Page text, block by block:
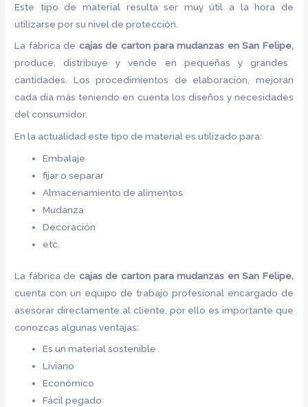
Este tipo de material resulta ser muy útil a la hora de
utilizarse por su nivel de protección.
La fábrica de cajas de carton para mudanzas en San Felipe,
produce, distribuye y vende en pequeñas y grandes
cantidades. Los procedimientos de elaboración, mejoran
cada día más teniendo en cuenta los diseños y necesidades
del consumidor.
En la actualidad este tipo de material es utilizado para:
Embalaje
fijar o separar
Almacenamiento de alimentos
Mudanza
Decoración
etc.
La fábrica de cajas de carton para mudanzas en San Felipe,
cuenta con un equipo de trabajo profesional encargado de
asesorar directamente al cliente, por ello es importante que
conozcas algunas ventajas:
Es un material sostenible
Liviano
Económico
Fácil pegado